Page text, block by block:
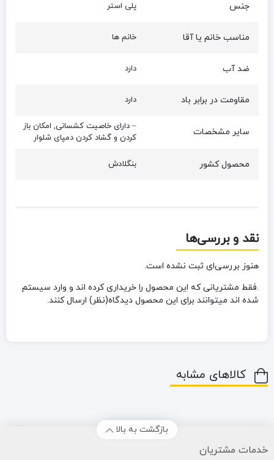
جنس پلی استر
مناسب خانم یا آقا خانم ها
ضد آب دارد
مقاومت در برابر باد دارد
سایر مشخصات
– دارای خاصیت کشسانی, امکان باز
کردن و گشاد کردن دمپای شلوار
محصول کشور بنگلادش
نقد و بررسی‌ها
هنوز بررسی‌ای ثبت نشده است.
.فقط مشتریانی که این محصول را خریداری کرده اند و وارد سیستم
شده اند میتوانند برای این محصول دیدگاه(نظر) ارسال کنند.
کالاهای مشابه
بازگشت به بالا
خدمات مشتریان